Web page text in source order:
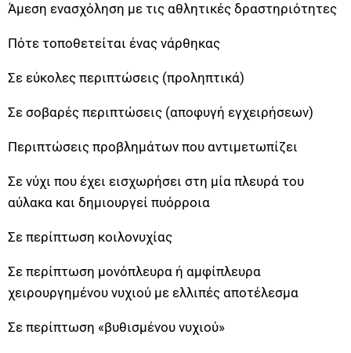
Άμεση ενασχόληση με τις αθλητικές δραστηριότητες
Πότε τοποθετείται ένας νάρθηκας
Σε εύκολες περιπτώσεις (προληπτικά)
Σε σοβαρές περιπτώσεις (αποφυγή εγχειρήσεων)
Περιπτώσεις προβλημάτων που αντιμετωπίζει
Σε νύχι που έχει εισχωρήσει στη μία πλευρά του
αύλακα και δημιουργεί πυόρροια
Σε περίπτωση κοιλονυχίας
Σε περίπτωση μονόπλευρα ή αμφίπλευρα
χειρουργημένου νυχιού με ελλιπές αποτέλεσμα
Σε περίπτωση «βυθισμένου νυχιού»